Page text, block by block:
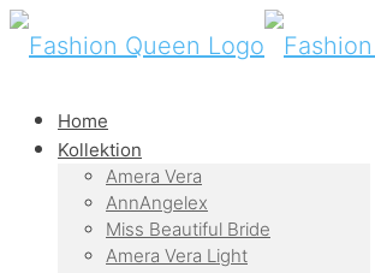
Home
Kollektion
Amera Vera
AnnAngelex
Miss Beautiful Bride
Amera Vera Light